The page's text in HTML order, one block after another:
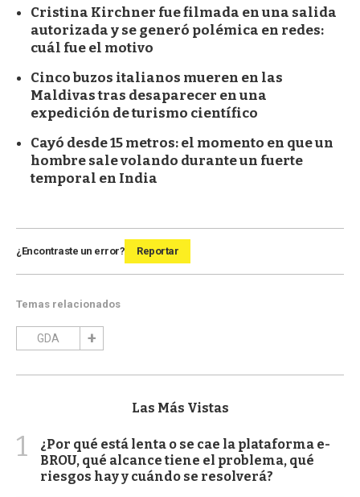
Cristina Kirchner fue filmada en una salida
autorizada y se generó polémica en redes:
cuál fue el motivo
Cinco buzos italianos mueren en las
Maldivas tras desaparecer en una
expedición de turismo científico
Cayó desde 15 metros: el momento en que un
hombre sale volando durante un fuerte
temporal en India
¿Encontraste un error? Reportar
Temas relacionados
GDA
Las Más Vistas
1
¿Por qué está lenta o se cae la plataforma e-
BROU, qué alcance tiene el problema, qué
riesgos hay y cuándo se resolverá?